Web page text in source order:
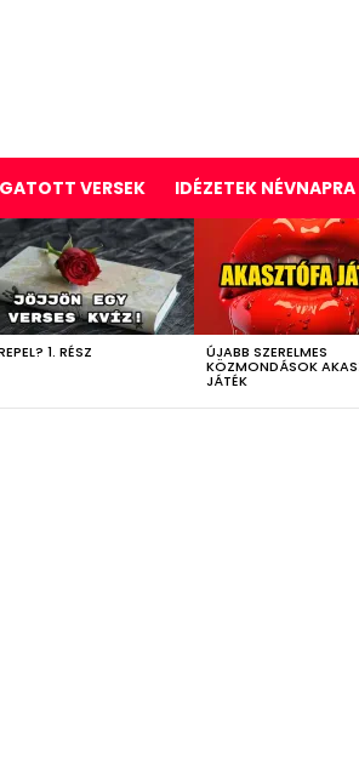
VERSEK IDÉZETEK NÉVNAPRA
1. RÉSZ ÚJABB SZERELMES
KÖZMONDÁSOK
JÁTÉK